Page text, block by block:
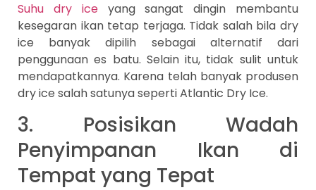
Suhu dry iceyang sangat dingin membantu
kesegaran ikan tetap terjaga. Tidak salah bila dry
ice banyak dipilih sebagai alternatif dari
penggunaan es batu. Selain itu, tidak sulit untuk
mendapatkannya. Karena telah banyak produsen
dry ice salah satunya seperti Atlantic Dry Ice.
3. Posisikan Wadah
Penyimpanan Ikan di
Tempat yang Tepat